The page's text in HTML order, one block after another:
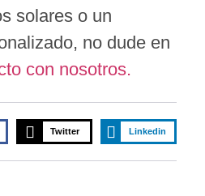
solares o un
no dude en
con nosotros.
Twitter Linkedin